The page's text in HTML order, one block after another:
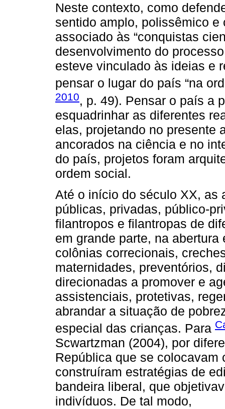
Neste contexto, como
sentido amplo, polissêmico
associado às “conquistas
desenvolvimento do
esteve vinculado às ideias e
pensar o lugar do país “na
2010, p. 49). Pensar o país a
esquadrinhar as diferentes
elas, projetando no presente
ancorados na ciência e no
do país, projetos foram
ordem social.
Até o início do século XX, as
públicas, privadas, público-
filantropos e filantropas de
em grande parte, na
colônias correcionais,
maternidades, preventórios,
direcionadas a promover e
assistenciais, protetivas,
abrandar a situação de
especial das crianças. Para
Scwartzman (2004), por
República que se colocavam
construíram estratégias de
bandeira liberal, que
indivíduos. De tal modo,